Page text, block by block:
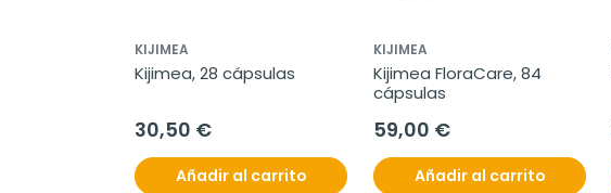
KIJIMEA
Kijimea, 28 cápsulas
30,50 €
Añadir al carrito
KIJIMEA
Kijimea FloraCare, 84
cápsulas
59,00 €
Añadir al carrito